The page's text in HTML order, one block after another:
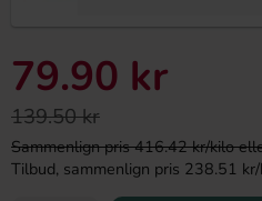
79.90 kr
139.50 kr
Sammenlign pris 416.42 kr/kilo
Tilbud, sammenlign pris 238.51